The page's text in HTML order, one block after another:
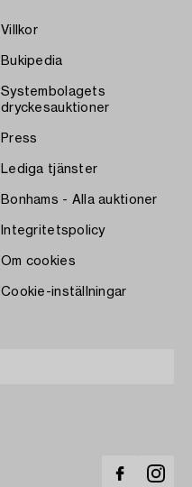
Villkor
Bukipedia
Systembolagets
dryckesauktioner
Press
Lediga tjänster
Bonhams - Alla auktioner
Integritetspolicy
Om cookies
Cookie-inställningar